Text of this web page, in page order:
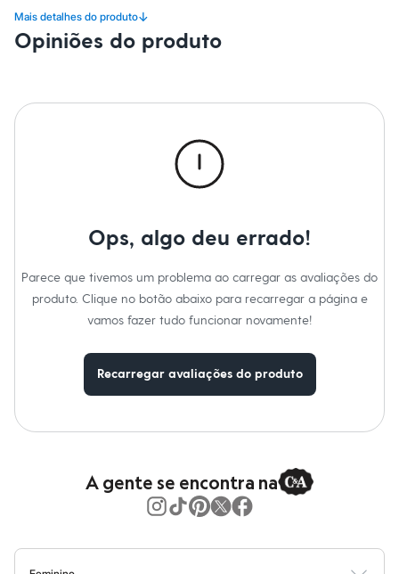
Meias
Pijamas
Sutiãs e Tops
Maiôs
Saídas de praia
Moda esportiva
Shorts e Saias
Masculino
Em alta
Dia dos Pais
Camisetas e Regatas
Casacos e Jaquetas
Carteiras
Óculos
Mais detalhes do produto↓
Opiniões do produto
Ops, algo deu errado!
Parece que tivemos um problema ao carregar as avaliações do
produto. Clique no botão abaixo para recarregar a página e
vamos fazer tudo funcionar novamente!
Recarregar avaliações do produto
A gente se encontra na